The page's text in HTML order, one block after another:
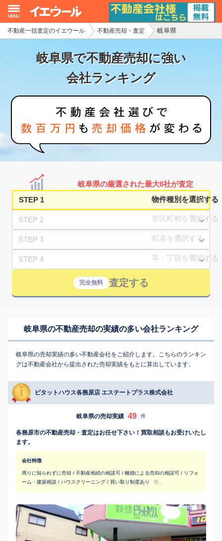
不動産一括査定のイエウール 不動産売却・査定 岐阜県
岐阜県で不動産売却に強い
会社ランキング
岐阜県の厳選された最大6社が査定
STEP 1
STEP 2
STEP 3
STEP 4
完全無料 査定する
岐阜県の不動産売却の実績の多い会社ランキング
岐阜県の売却実績の多い不動産会社をご紹介します。こちらのランキン
グは不動産会社から提出された売却実績をもとに算出しています。
ピタットハウス各務原店 エステートプラス株式会社
岐阜県の売却実績 49 件
各務原市の不動産売却・査定はお任せ下さい！買取相談もお受けいたし
ます。
会社特徴
周りに知られずに売却 / 不動産相続の相談可 / 離婚による売却の相談可 / リフォ
ーム・建築相談 / ハウスクリーニング / 買い取り制度あり
他...
イエウール加盟希望の不動産会社様
初めての方へ
不動産の売却・一括査定
家査定シミュレーター
お問い合わせ